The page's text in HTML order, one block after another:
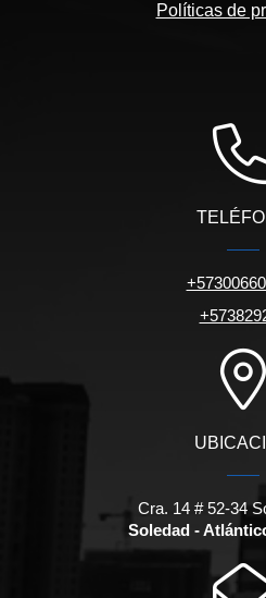
Políticas de
Cra. 14 # 52-34
Soledad -